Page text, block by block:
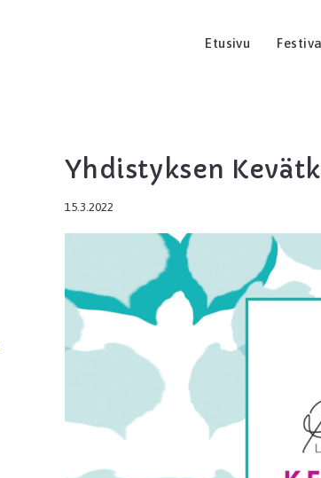
Etusivu
Yhdistyksen
15.3.2022